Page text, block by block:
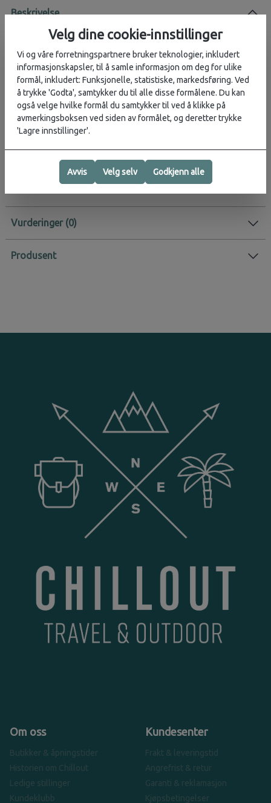
Beskrivelse
Relansert modell fra Samsonite laget av resirkulerte materialer.
Standard håndbagasjekoffert fra Samsonite. 4 hjul, og 2 lommer i
front. Dette er en av Samsonite sine mest solgte modeller og
passer til de aller fleste flyselskap.
55 x 40 x 20
håndbagasje
43 liter
Weekendtur , Jobb
Vurderinger
Produsent
Om oss
Butikker & åpningstider
Historien om Chillout
Ledige stillinger
Kundeklubb
Kundesenter
Frakt & leveringstid
Angrefrist & retur
Garanti & reklamasjon
Kjøpsbetingelser
Velg dine cookie-innstillinger
Vi og våre forretningspartnere bruker teknologier, inkludert
informasjonskapsler, til å samle informasjon om deg for ulike
formål, inkludert: Funksjonelle, statistiske, markedsføring. Ved
å trykke 'Godta', samtykker du til alle disse formålene. Du kan
også velge hvilke formål du samtykker til ved å klikke på
avmerkingsboksen ved siden av formålet, og deretter trykke
'Lagre innstillinger'.
Avvis Velg selv Godkjenn alle